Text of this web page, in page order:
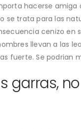
hacerse
trata para las
cenizo en
llevan a las
fuerte. Se podri­an
garras,